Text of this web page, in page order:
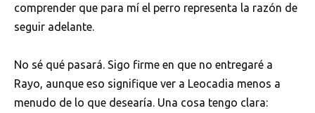
comprender que para mí el perro representa la razón de
seguir adelante.
No sé qué pasará. Sigo firme en que no entregaré a
Rayo, aunque eso signifique ver a Leocadia menos a
menudo de lo que desearía. Una cosa tengo clara: